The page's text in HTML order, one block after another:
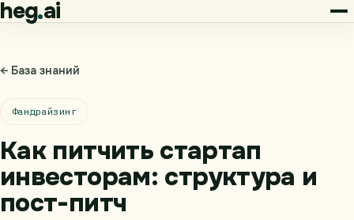
heg ai
← База знаний
Фандрайзинг
Как питчить стартап
инвесторам: структура и
пост-питч